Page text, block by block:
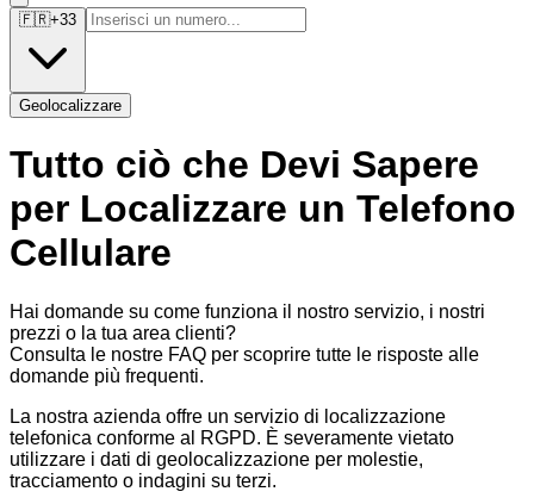
🇫🇷+33
Geolocalizzare
Tutto ciò che Devi Sapere
per Localizzare un Telefono
Cellulare
Hai domande su come funziona il nostro servizio, i nostri
prezzi o la tua area clienti?
Consulta le nostre FAQ per scoprire tutte le risposte alle
domande più frequenti.
La nostra azienda offre un servizio di localizzazione
telefonica conforme al RGPD. È severamente vietato
utilizzare i dati di geolocalizzazione per molestie,
tracciamento o indagini su terzi.